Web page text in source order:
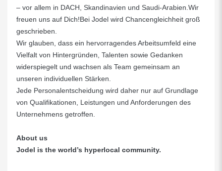
– vor allem in DACH, Skandinavien und Saudi-Arabien.Wir
freuen uns auf Dich!Bei Jodel wird Chancengleichheit groß
geschrieben.
Wir glauben, dass ein hervorragendes Arbeitsumfeld eine
Vielfalt von Hintergründen, Talenten sowie Gedanken
widerspiegelt und wachsen als Team gemeinsam an
unseren individuellen Stärken.
Jede Personalentscheidung wird daher nur auf Grundlage
von Qualifikationen, Leistungen und Anforderungen des
Unternehmens getroffen.
About us
Jodel is the world’s hyperlocal community.